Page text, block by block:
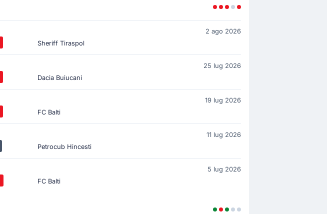
2 ago 2026
Sheriff Tiraspol
25 lug 2026
Dacia Buiucani
19 lug 2026
FC Balti
11 lug 2026
Petrocub Hincesti
5 lug 2026
FC Balti